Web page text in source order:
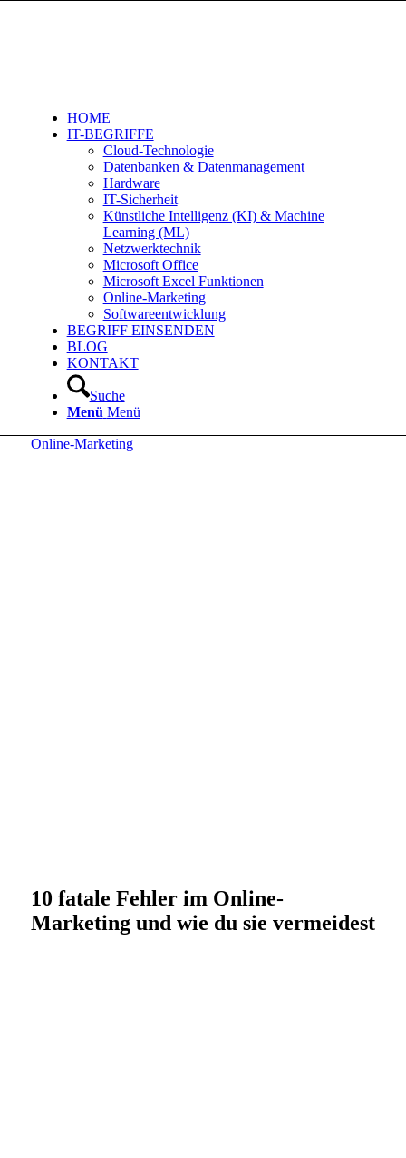
HOME
IT-BEGRIFFE
Cloud-Technologie
Datenbanken & Datenmanagement
Hardware
IT-Sicherheit
Künstliche Intelligenz (KI) & Machine
Learning (ML)
Netzwerktechnik
Microsoft Office
Microsoft Excel Funktionen
Online-Marketing
Softwareentwicklung
BEGRIFF EINSENDEN
BLOG
KONTAKT
Suche
Menü Menü
Online-Marketing
10 fatale Fehler im Online-
Marketing und wie du sie vermeidest